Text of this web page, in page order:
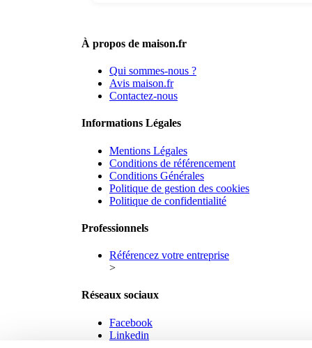
À propos de maison.fr
Qui sommes-nous ?
Avis maison.fr
Contactez-nous
Informations Légales
Mentions Légales
Conditions de référencement
Conditions Générales
Politique de gestion des cookies
Politique de confidentialité
Professionnels
Référencez votre entreprise
>
Réseaux sociaux
Facebook
Linkedin